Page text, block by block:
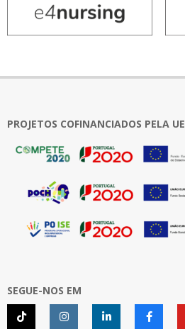
PROJETOS COFINANCIADOS PELA UE
SEGUE-NOS EM